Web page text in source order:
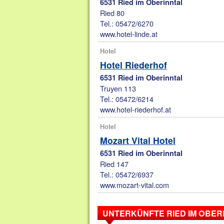
6531 Ried im Oberinntal
Ried 80
Tel.: 05472/6270
www.hotel-linde.at
Hotel
Hotel Riederhof
6531 Ried im Oberinntal
Truyen 113
Tel.: 05472/6214
www.hotel-riederhof.at
Hotel
Mozart Vital Hotel
6531 Ried im Oberinntal
Ried 147
Tel.: 05472/6937
www.mozart-vital.com
UNTERKÜNFTE RIED IM